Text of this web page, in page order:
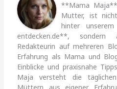
**Mama
Mutter, ist
hinter
entdecken.de**, sondern
Redakteurin auf mehreren
Erfahrung als Mama und
Einblicke und praxisnahe
Maja versteht die